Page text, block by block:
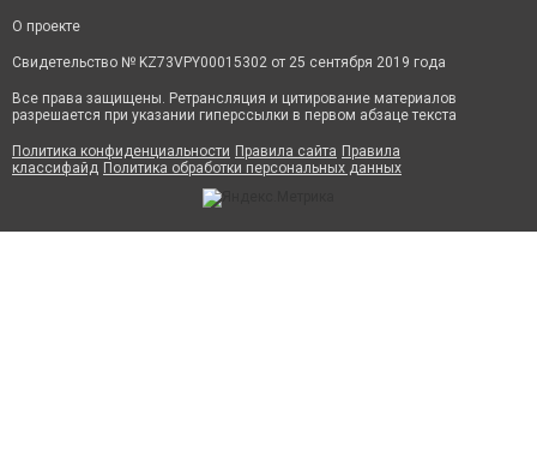
О проекте
Свидетельство № KZ73VPY00015302 от 25 сентября 2019 года
Все права защищены. Ретрансляция и цитирование материалов
разрешается при указании гиперссылки в первом абзаце текста
Политика конфиденциальности Правила сайта Правила
классифайд Политика обработки персональных данных